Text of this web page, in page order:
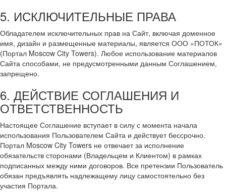
5. ИСКЛЮЧИТЕЛЬНЫЕ ПРАВА
Обладателем исключительных прав на Сайт, включая доменное
имя, дизайн и размещенные материалы, является ООО «ПОТОК»
(Портал Moscow City Towers). Любое использование материалов
Сайта способами, не предусмотренными данным Соглашением,
запрещено.
6. ДЕЙСТВИЕ СОГЛАШЕНИЯ И
ОТВЕТСТВЕННОСТЬ
Настоящее Соглашение вступает в силу с момента начала
использования Пользователем Сайта и действует бессрочно.
Портал Moscow City Towers не отвечает за исполнение
обязательств сторонами (Владельцем и Клиентом) в рамках
подписанных между ними договоров. Все претензии Пользователь
обязан предъявлять надлежащему лицу самостоятельно без
участия Портала.